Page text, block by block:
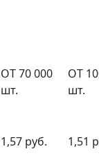
ОТ 70 000
шт.
ОТ
шт.
1,57 руб. 1,51